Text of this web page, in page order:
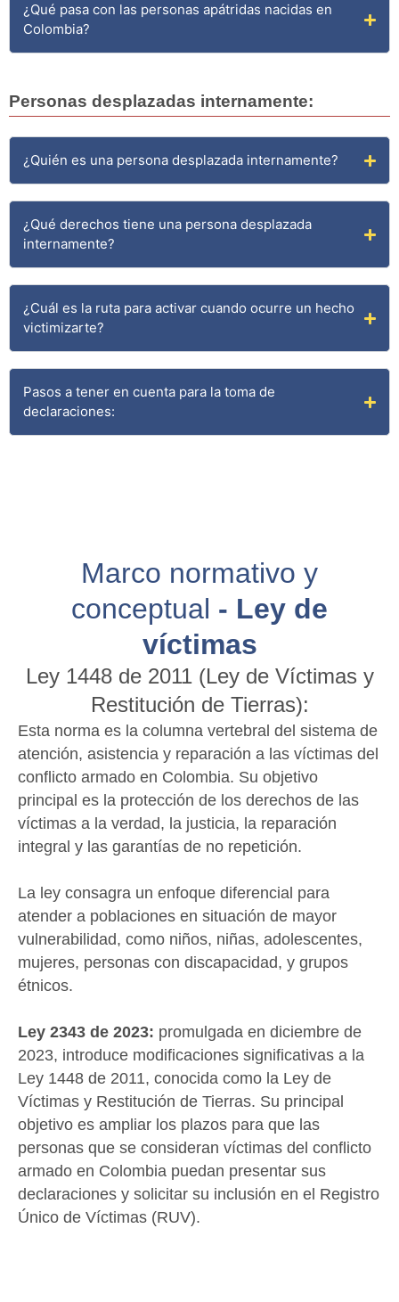
¿Qué pasa con las personas apátridas nacidas en
Colombia?
Personas desplazadas internamente:
¿Quién es una persona desplazada internamente?
¿Qué derechos tiene una persona desplazada
internamente?
¿Cuál es la ruta para activar cuando ocurre un hecho
victimizarte?
Pasos a tener en cuenta para la toma de
declaraciones:
Marco normativo y
conceptual - Ley de
víctimas
Ley 1448 de 2011 (Ley de Víctimas y
Restitución de Tierras):
Esta norma es la columna vertebral del sistema de
atención, asistencia y reparación a las víctimas del
conflicto armado en Colombia. Su objetivo
principal es la protección de los derechos de las
víctimas a la verdad, la justicia, la reparación
integral y las garantías de no repetición.
La ley consagra un enfoque diferencial para
atender a poblaciones en situación de mayor
vulnerabilidad, como niños, niñas, adolescentes,
mujeres, personas con discapacidad, y grupos
étnicos.
Ley 2343 de 2023: promulgada en diciembre de
2023, introduce modificaciones significativas a la
Ley 1448 de 2011, conocida como la Ley de
Víctimas y Restitución de Tierras. Su principal
objetivo es ampliar los plazos para que las
personas que se consideran víctimas del conflicto
armado en Colombia puedan presentar sus
declaraciones y solicitar su inclusión en el Registro
Único de Víctimas (RUV).